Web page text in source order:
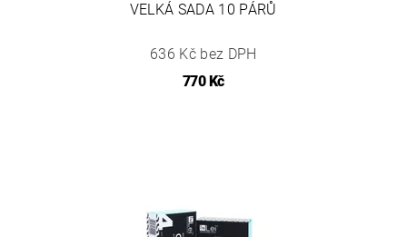
VELKÁ SADA 10 PÁRŮ
636 Kč bez DPH
770 Kč